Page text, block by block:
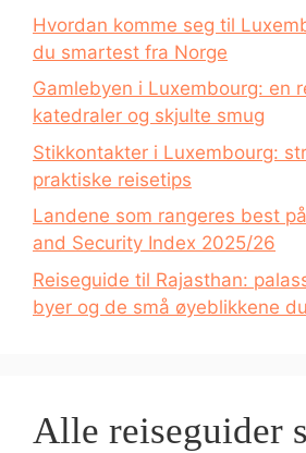
Hvordan komme seg til
du smartest fra Norge
Gamlebyen i Luxembourg: en
katedraler og skjulte smug
Stikkontakter i Luxembourg:
praktiske reisetips
Landene som rangeres best
and Security Index 2025/26
Reiseguide til Rajasthan:
byer og de små øyeblikkene
Alle reiseguider